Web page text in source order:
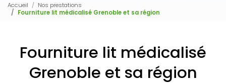
Accueil
Nos prestations
Fourniture lit médicalisé Grenoble et sa région
Fourniture lit médicalisé
Grenoble et sa région